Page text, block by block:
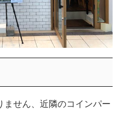
ません、近隣のコインパー